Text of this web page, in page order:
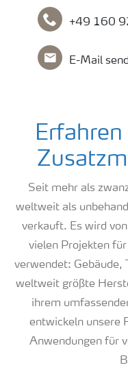
+49 160
E-Mail
Seit mehr als
weltweit als
verkauft. Es wird
vielen Projekten
verwendet: Gebäude,
weltweit größte
ihrem
entwickeln unsere
Anwendungen für